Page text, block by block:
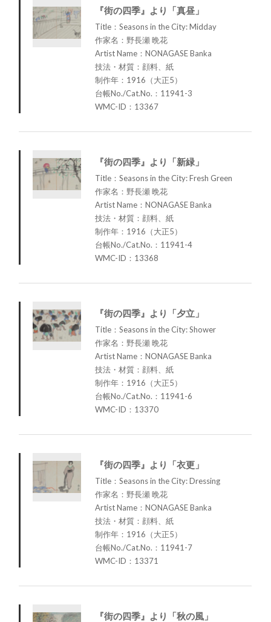
『街の四季』より「真昼」
Title：Seasons in the City: Midday
作家名：野長瀬 晩花
Artist Name：NONAGASE Banka
技法・材質：顔料、紙
制作年：1916（大正5）
台帳No./Cat.No.：11941-3
WMC-ID：13367
『街の四季』より「新緑」
Title：Seasons in the City: Fresh Green
作家名：野長瀬 晩花
Artist Name：NONAGASE Banka
技法・材質：顔料、紙
制作年：1916（大正5）
台帳No./Cat.No.：11941-4
WMC-ID：13368
『街の四季』より「夕立」
Title：Seasons in the City: Shower
作家名：野長瀬 晩花
Artist Name：NONAGASE Banka
技法・材質：顔料、紙
制作年：1916（大正5）
台帳No./Cat.No.：11941-6
WMC-ID：13370
『街の四季』より「衣更」
Title：Seasons in the City: Dressing
作家名：野長瀬 晩花
Artist Name：NONAGASE Banka
技法・材質：顔料、紙
制作年：1916（大正5）
台帳No./Cat.No.：11941-7
WMC-ID：13371
『街の四季』より「秋の風」